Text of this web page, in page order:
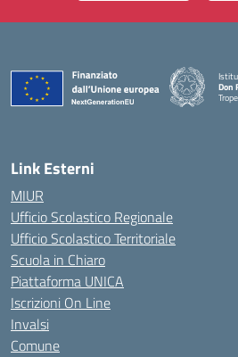
Don
—
Link Esterni
MIUR
Ufficio Scolastico Regionale
Ufficio Scolastico Territoriale
Scuola in Chiaro
Piattaforma UNICA
Iscrizioni On Line
Invalsi
Comune